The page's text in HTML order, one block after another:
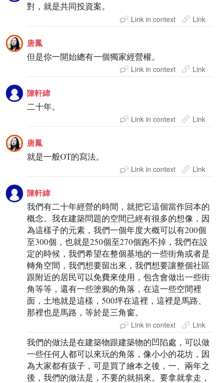
對，就是共同投資案。
Link in context Link
唐鳳
但是你一開始總有一個獨家經營權。
Link in context Link
陳軒緯
二十年。
Link in context Link
唐鳳
就是一般OT的寫法。
Link in context Link
陳軒緯
我們有二十年經營的時間，就把它這個當作回本的
概念。我在建築問題的空間已經有很多的想像，因
為這樣子的元素，我們一個年度大概可以有200個
至300個，也就是250個至270個跑不掉，我們在設
定的時候，我們希望在整個基地的一些街角或者是
轉角空間，我們想要留出來，我們想要讓整個社區
跟附近的居民可以免費來使用，包含會做出一些街
角等等，還有一些塗鴉的角落，在這一些空間裡
面，土地就是這樣，500坪在這裡，這裡是馬路、
那裡也是馬路，等於是三角窗。
Link in context Link
我們的做法是在建築物跟建築物的凹陷處，可以做
一些任何人都可以來玩的角落，像小小的花坊，因
為大家都有孩子，可是買了繪本之後，一、兩年之
後，我們的做法是，不要的就捐來。要拿就拿走，